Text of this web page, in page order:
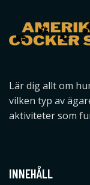
Lär dig allt om
vilken typ av
aktiviteter som
INNEHÅLL